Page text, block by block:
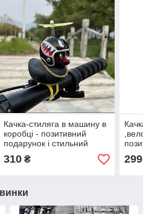
Качка-стиляга в машину в
коробці - позитивний
подарунок і стильний
аксессур
310₴ 299